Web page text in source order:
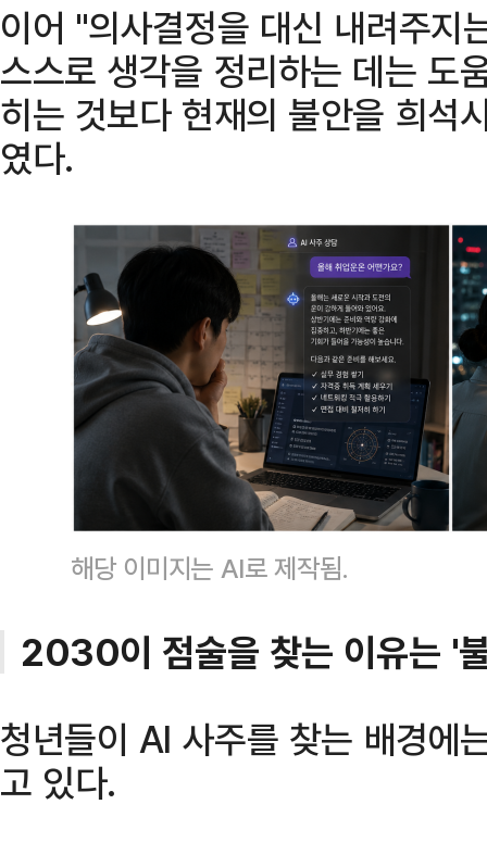
이어 "의사결정을 대신 내려주지
스스로 생각을 정리하는 데는 도
히는 것보다 현재의 불안을 희석
였다.
해당 이미지는 AI로 제작됨.
2030이 점술을 찾는 이유는 '
청년들이 AI 사주를 찾는 배경에
고 있다.